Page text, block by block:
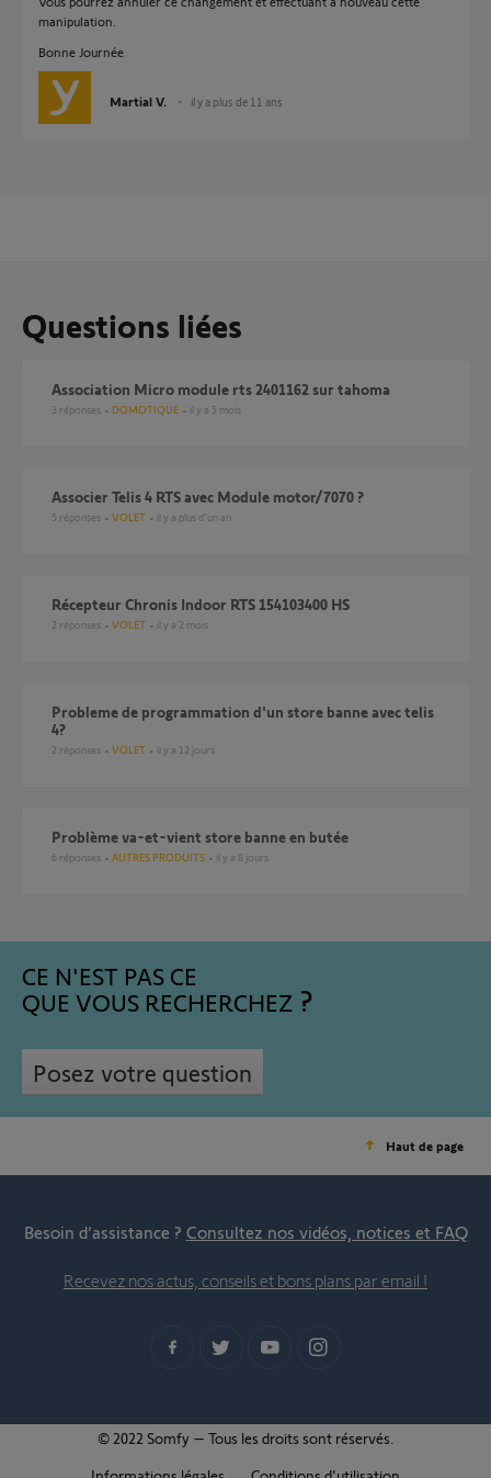
manipulation.
Bonne Journée
Martial V. il y a plus de 11 ans
Questions liées
Association Micro module rts 2401162 sur tahoma
3 réponses DOMOTIQUE il y a 5 mois
associer Telis 4 RTS avec Module motor/7070 ?
5 réponses VOLET il y a plus d'un an
Récepteur Chronis Indoor RTS 154103400 HS
2 réponses VOLET il y a 2 mois
probleme de programmation d'un store banne avec telis
4?
2 réponses VOLET il y a 12 jours
Problème va-et-vient store banne en butée
6 réponses AUTRES PRODUITS il y a 8 jours
CE N'EST PAS CE
QUE VOUS RECHERCHEZ
Posez votre question
Haut de page
Besoin d’assistance ? Consultez nos vidéos, notices et FAQ
Recevez nos actus, conseils et bons plans par email !
© 2022 Somfy – Tous les droits sont réservés.